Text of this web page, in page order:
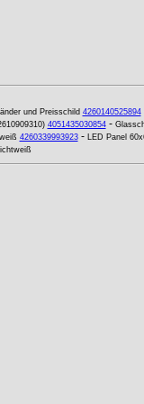
und Preisschild 4260140525894
4051435030854-
4260339993923- LED Panel